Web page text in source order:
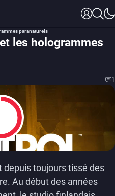
paranaturels
les hologrammes
1
depuis toujours tissé des
Au début des années